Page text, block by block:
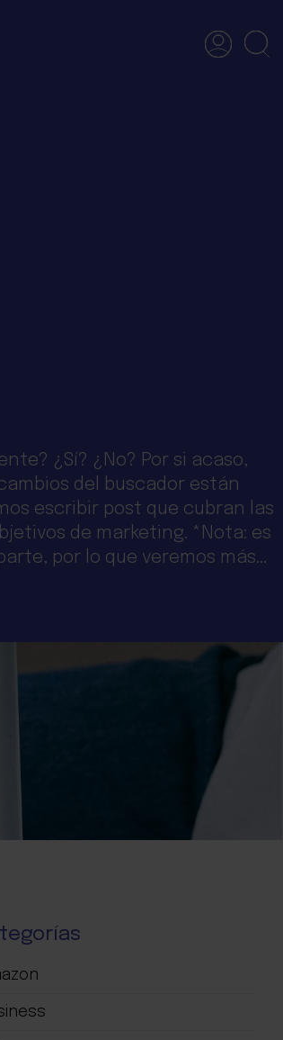
¿Sí? ¿No? Por si acaso,
del buscador están
escribir post que cubran las
de marketing. *Nota: es
por lo que veremos más...